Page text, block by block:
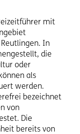
mit
In
die
oder
als
werden.
bezeichnet
von
Die
bereits von